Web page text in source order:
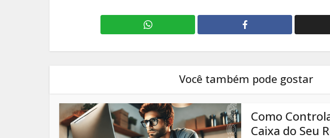
Você também pode gostar
Como
Caixa do Seu